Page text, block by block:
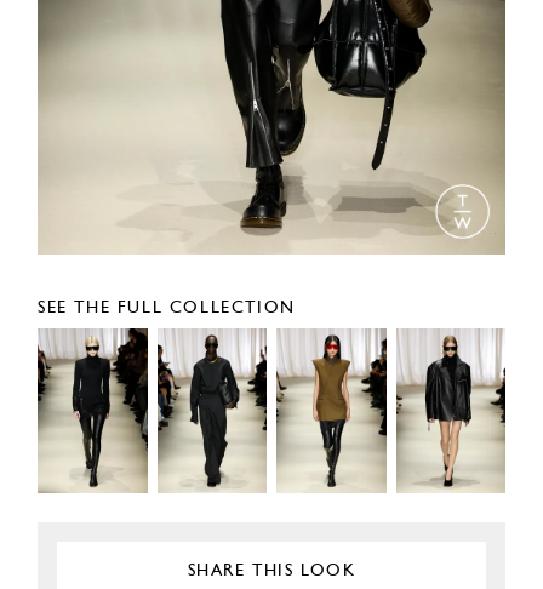
SEE THE FULL COLLECTION
SHARE THIS LOOK